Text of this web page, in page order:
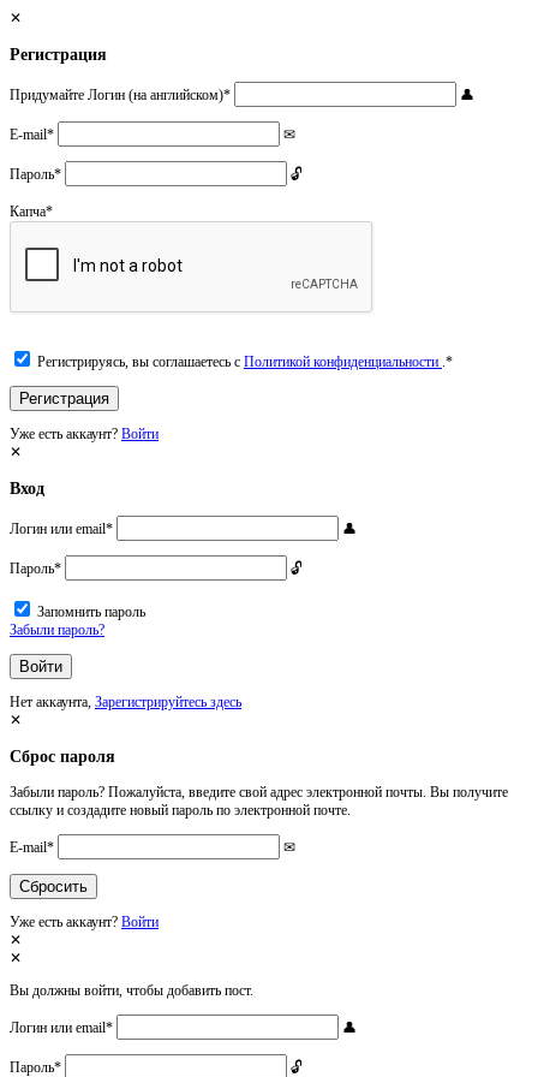
Регистрация
Придумайте Логин (на английском)*
E-mail*
Пароль*
Капча*
Регистрируясь, вы соглашаетесь с Политикой конфиденциальности .*
Уже есть аккаунт? Войти
Вход
Логин или email*
Пароль*
Запомнить пароль
Забыли пароль?
Нет аккаунта, Зарегистрируйтесь здесь
Сброс пароля
Забыли пароль? Пожалуйста, введите свой адрес электронной почты. Вы получите
ссылку и создадите новый пароль по электронной почте.
E-mail*
Уже есть аккаунт? Войти
Вы должны войти, чтобы добавить пост.
Логин или email*
Пароль*